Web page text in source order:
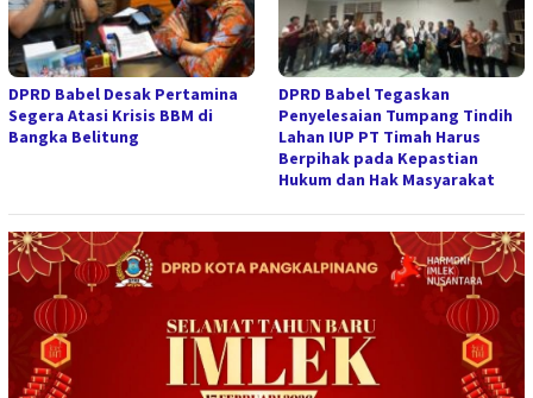
DPRD Babel Desak Pertamina
Segera Atasi Krisis BBM di
Bangka Belitung
DPRD Babel Tegaskan
Penyelesaian Tumpang Tindih
Lahan IUP PT Timah Harus
Berpihak pada Kepastian
Hukum dan Hak Masyarakat